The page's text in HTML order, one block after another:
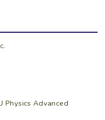
Physics Advanced